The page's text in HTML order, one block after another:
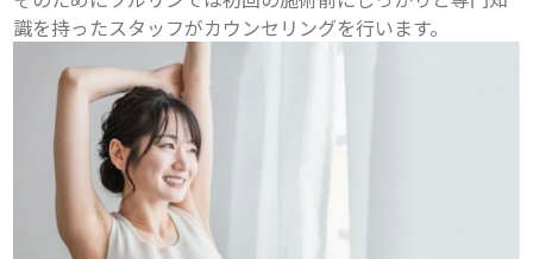
識を持ったスタッフがカウンセリングを行います。